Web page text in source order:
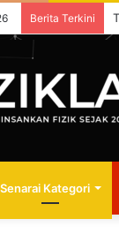
Berita Terkini
Senarai Kategori